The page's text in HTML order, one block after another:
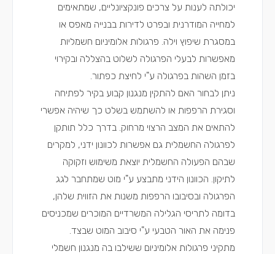
יכולתה לענות על צרכים פונקציונליים, שמתאימים
למחייה המודרנית ובפרט לדירות בבנייה מאפס או
במסגרת שיפוץ וילה. פרגולות אלומיניום חשמליות
מאפשרות לבעלי הפרגולה לשלוט בהצללה ובקירוי
בזמן השהות בפרגולה ע"י לחיצת כפתור.
ניתן לבחור האם להתקין מנגנון קבוע בקיר לפתיחה
וסגירת הרפפות או להשתמש בשלט כך שיהיה אפשרי
להתאים את המצב הרצוי מרחוק. בדרך כלל תותקן
לפרגולה החשמלית גם אפשרות לכוונון ידני, למקרים
שבהם הפעולה החשמלית יוצאת משימוש וזקוקה
לתיקון. הכוונון הידני מתבצע ע"י מוט שמתחבר לגג
הפרגולה ובסיבובו הרפפות משנות את הזווית שלהן,
בדומה לתריסי הגלילה המשרדיים המוכרים שמכניסים
פנימה את האור הטבעי ע"י סיבוב המוט שבצד.
מתקיני פרגולות אלומיניום ששילבו בה מנגנון חשמלי